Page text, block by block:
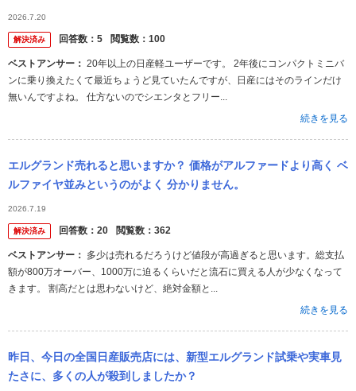
しょ。 三菱は供給してもらっています。スズキは日産に供給するの
を拒否す...
2026.7.20
解決済み 回答数： 5 閲覧数： 100
ベストアンサー：
ンに乗り換えたくて最近ちょうど見ていたんですが、日産にはそのラインだけ
無いんですよね。 仕方ないのでシエンタとフリー...
続きを見る
エルグランド売れると思いますか？ 価格がアルファードより高く ベ
ルファイヤ並みというのがよく 分かりません。
2026.7.19
解決済み 回答数： 20 閲覧数： 362
ベストアンサー：
額が800万オーバー、1000万に迫るくらいだと流石に買える人が少なくなって
きます。 割高だとは思わないけど、絶対金額と...
続きを見る
昨日、今日の全国日産販売店には、新型エルグランド試乗や実車見
たさに、多くの人が殺到しましたか？